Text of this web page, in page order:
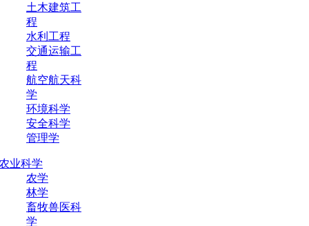
土木建筑工
程
水利工程
交通运输工
程
航空航天科
学
环境科学
安全科学
管理学
业科学
农学
林学
畜牧兽医科
学